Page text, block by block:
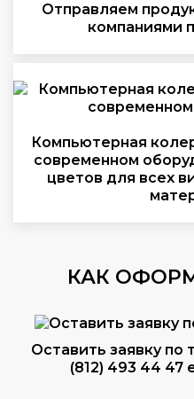
Отправляем
компаниями
Компьютерная
современном
цветов для всех
КАК
Оставить заявку по
(812) 493 44 47